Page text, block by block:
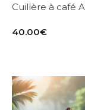
Cuillère à café
40.00€